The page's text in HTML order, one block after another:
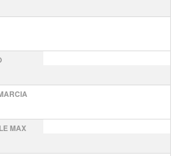
MAX